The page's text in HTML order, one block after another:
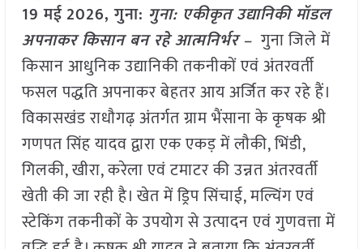
19 मई2026,गुना: गुना: एकीकृत उद्यानिकी मॉडल
अपनाकर किसान बन रहे आत्मनिर्भर – गुना जिले में
किसान आधुनिक उद्यानिकी तकनीकों एवं अंतरवर्ती
फसल पद्धति अपनाकर बेहतर आय अर्जित कर रहे हैं।
विकासखंड राधौगढ़ अंतर्गत ग्राम भैंसाना के कृषक श्री
गणपत सिंह यादव द्वारा एक एकड़ में लौकी, भिंडी,
गिलकी, खीरा, करेला एवं टमाटर की उन्नत अंतरवर्ती
खेती की जा रही है। खेत में ड्रिप सिंचाई, मल्चिंग एवं
स्टेकिंग तकनीकों के उपयोग से उत्पादन एवं गुणवत्ता में